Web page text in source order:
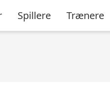
Spillere Trænere